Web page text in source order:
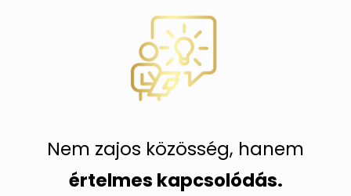
Nem zajos közösség, hanem
értelmes kapcsolódás.